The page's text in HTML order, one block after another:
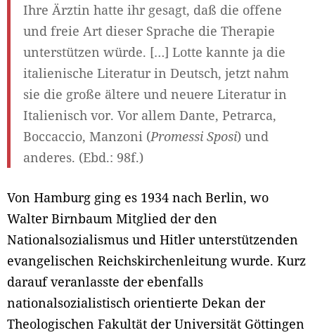
Ihre Ärztin hatte ihr gesagt, daß die offene
und freie Art dieser Sprache die Therapie
unterstützen würde. […] Lotte kannte ja die
italienische Literatur in Deutsch, jetzt nahm
sie die große ältere und neuere Literatur in
Italienisch vor. Vor allem Dante, Petrarca,
Boccaccio, Manzoni (Promessi Sposi) und
anderes. (Ebd.: 98f.)
Von Hamburg ging es 1934 nach Berlin, wo
Walter Birnbaum Mitglied der den
Nationalsozialismus und Hitler unterstützenden
evangelischen Reichskirchenleitung wurde. Kurz
darauf veranlasste der ebenfalls
nationalsozialistisch orientierte Dekan der
Theologischen Fakultät der Universität Göttingen